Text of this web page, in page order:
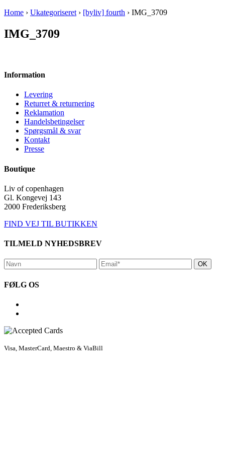
Home › Ukategoriseret › [byliv] fourth › IMG_3709
IMG_3709
Information
Levering
Returret & returnering
Reklamation
Handelsbetingelser
Spørgsmål & svar
Kontakt
Presse
Boutique
Liv of copenhagen
Gl. Kongevej 143
2000 Frederiksberg
FIND VEJ TIL BUTIKKEN
TILMELD NYHEDSBREV
FØLG OS
Visa, MasterCard, Maestro & ViaBill